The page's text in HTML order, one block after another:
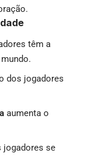
têm a
dos jogadores
aumenta o
jogadores se